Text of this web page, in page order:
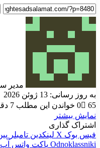
مدیر
به روز رسانی: 13 ژوئن 2026
0
65
خواندن این مطلب 7 دقیقه زمان میبرد
نمایش بیشتر
اشتراک گذاری
فیس بوک X لینکدین ‫تامبلر
‫Odnoklassniki پاکت واتس آپ